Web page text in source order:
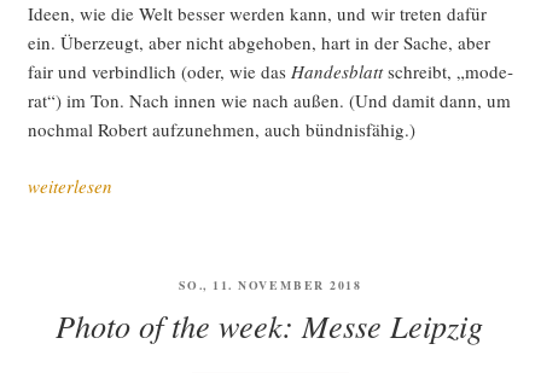
Ideen, wie die Welt bes­ser wer­den kann, und wir tre­ten dafür
ein. Über­zeugt, aber nicht abge­ho­ben, hart in der Sache, aber
fair und ver­bind­lich (oder, wie das Han­des­blattschreibt, „mode­
rat“) im Ton. Nach innen wie nach außen. (Und damit dann, um
noch­mal Robert auf­zu­neh­men, auch bündnisfähig.)
„Grü­
weiterlesen
VERÖFFENTLICHT
SO., 11. NOVEMBER 2018
Photo of the week: Messe Leipzig